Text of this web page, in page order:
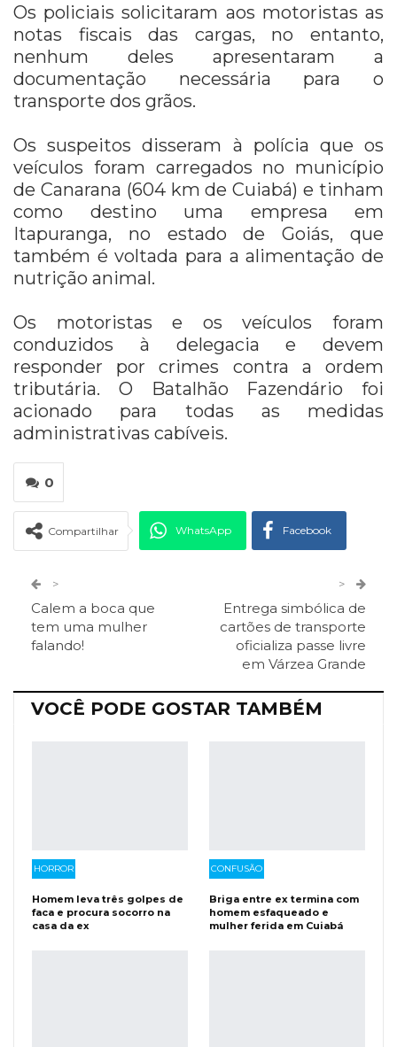
Os policiais solicitaram aos motoristas as
notas fiscais das cargas, no entanto,
nenhum deles apresentaram a
documentação necessária para o
transporte dos grãos.
Os suspeitos disseram à polícia que os
veículos foram carregados no município
de Canarana (604 km de Cuiabá) e tinham
como destino uma empresa em
Itapuranga, no estado de Goiás, que
também é voltada para a alimentação de
nutrição animal.
Os motoristas e os veículos foram
conduzidos à delegacia e devem
responder por crimes contra a ordem
tributária. O Batalhão Fazendário foi
acionado para todas as medidas
administrativas cabíveis.
0
Compartilhar WhatsApp Facebook
Telegram
O email
>
Calem a boca que
tem uma mulher
falando!
>
Entrega simbólica de
cartões de transporte
oficializa passe livre
em Várzea Grande
VOCÊ PODE GOSTAR TAMBÉM
HORROR
Homem leva três golpes de
faca e procura socorro na
casa da ex
CONFUSÃO
Briga entre ex termina com
homem esfaqueado e
mulher ferida em Cuiabá